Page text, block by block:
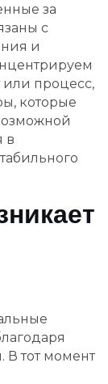
за
с
и
процесс,
которые
в
тот момент